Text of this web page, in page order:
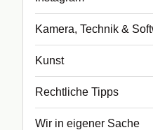
Kamera, Technik &
Kunst
Rechtliche Tipps
Wir in eigener Sache